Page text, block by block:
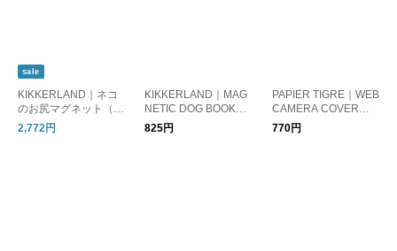
sale
KIKKERLAND｜ネコ
のお尻マグネット（6
個セット）
2,772円
KIKKERLAND｜MAG
NETIC DOG BOOKMA
RKS（ブックマーク4
個セット）
825円
PAPIER TIGRE｜WEB
CAMERA COVER
（ウェブカメラカバ
ー）
770円